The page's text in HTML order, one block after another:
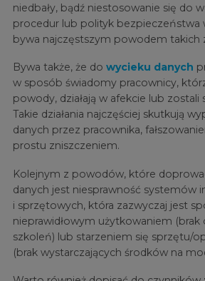
niedbały, bądź niestosowanie się do
procedur lub polityk bezpieczeństwa
bywa najczęstszym powodem takich
Bywa także, że do wycieku danych
w sposób świadomy pracownicy,
powody, działają w afekcie lub
Takie działania najczęściej skutkują
danych przez pracownika,
prostu zniszczeniem.
Kolejnym z powodów, które
danych jest niesprawność systemów
i sprzętowych, która zazwyczaj jest
nieprawidłowym użytkowaniem
szkoleń) lub starzeniem się sprzętu/
(brak wystarczających środków na